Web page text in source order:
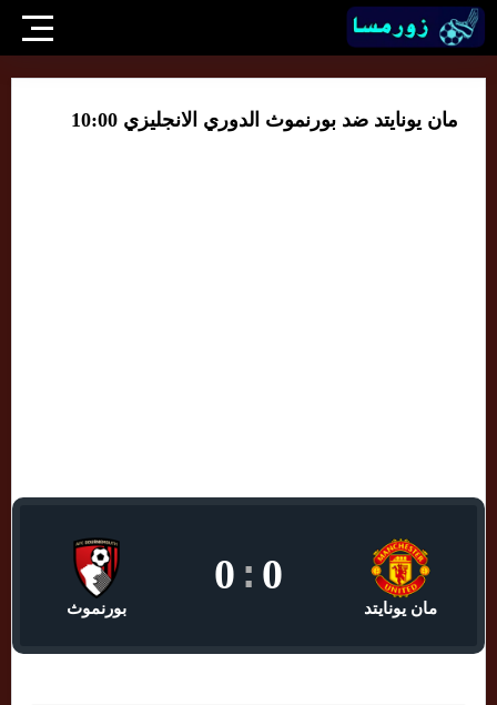
مان يونايتد ضد بورنموث الدوري الانجليزي 10:00
مان يونايتد
0
:
0
بورنموث